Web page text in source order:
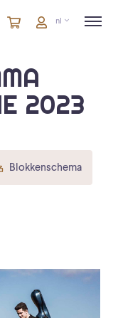
Winkelmandje
artikelen
Account
nl
2023
Blokkenschema